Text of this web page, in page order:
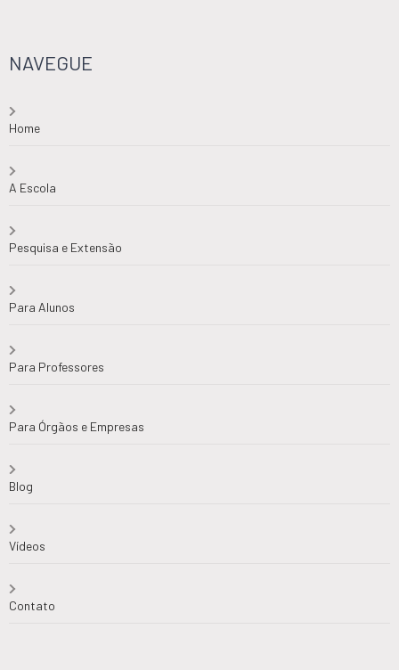
NAVEGUE
Home
A Escola
Pesquisa e Extensão
Para Alunos
Para Professores
Para Órgãos e Empresas
Blog
Vídeos
Contato